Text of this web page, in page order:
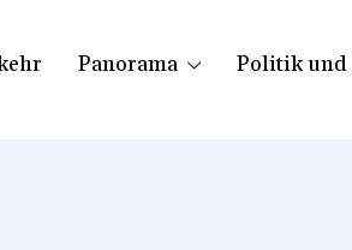
Panorama Politik und